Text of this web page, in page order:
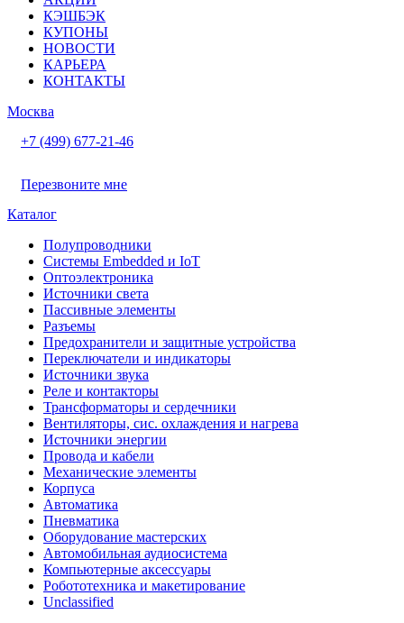
КЭШБЭК
КУПОНЫ
НОВОСТИ
КАРЬЕРА
КОНТАКТЫ
Москва
+7 (499) 677-21-46
Перезвоните мне
Каталог
Полупроводники
Системы Embedded и IoT
Oптоэлектроника
Источники света
Пассивные элементы
Разъeмы
Предохранители и защитные устройства
Переключатели и индикаторы
Источники звука
Реле и контакторы
Трансформаторы и сердечники
Вентиляторы, сис. охлаждения и нагрева
Источники энергии
Провода и кабели
Механические элементы
Корпуса
Автоматика
Пневматика
Оборудование мастерских
Автомобильная аудиосистема
Компьютерные аксессуары
Робототехника и макетирование
Unclassified